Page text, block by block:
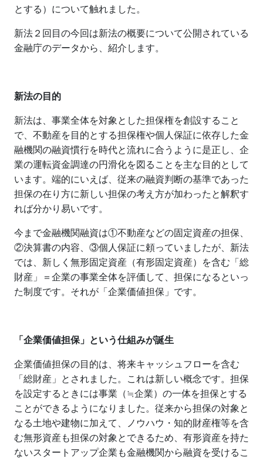
とする）について触れました。
新法２回目の今回は新法の概要について公開されている
金融庁のデータから、紹介します。
新法の目的
新法は、事業全体を対象とした担保権を創設すること
で、不動産を目的とする担保権や個人保証に依存した金
融機関の融資慣行を時代と流れに合うように是正し、企
業の運転資金調達の円滑化を図ることを主な目的として
います。端的にいえば、従来の融資判断の基準であった
担保の在り方に新しい担保の考え方が加わったと解釈す
れば分かり易いです。
今まで金融機関融資は①不動産などの固定資産の担保、
②決算書の内容、③個人保証に頼っていましたが、新法
では、新しく無形固定資産（有形固定資産）を含む「総
財産」＝企業の事業全体を評価して、担保になるといっ
た制度です。それが「企業価値担保」です。
「企業価値担保」という仕組みが誕生
企業価値担保の目的は、将来キャッシュフローを含む
「総財産」とされました。これは新しい概念です。担保
を設定するときには事業（≒企業）の一体を担保とする
ことができるようになりました。従来から担保の対象と
なる土地や建物に加えて、ノウハウ・知的財産権等を含
む無形資産も担保の対象とできるため、有形資産を持た
ないスタートアップ企業も金融機関から融資を受けるこ